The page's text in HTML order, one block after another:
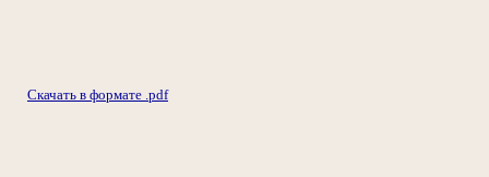
Скачать в формате .pdf